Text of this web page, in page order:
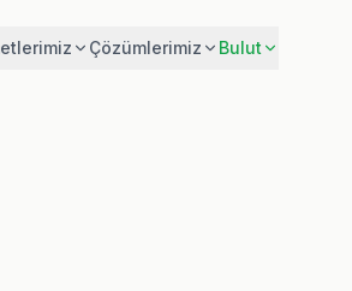
Çözümlerimiz Bulut